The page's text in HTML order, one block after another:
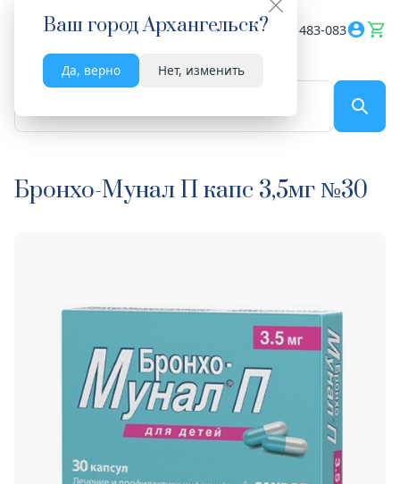
Ваш городАрхангельск?
Да, верно Нет, изменить
Весь сайт 8182 483-083
Бронхо-Мунал П капс 3,5мг №30